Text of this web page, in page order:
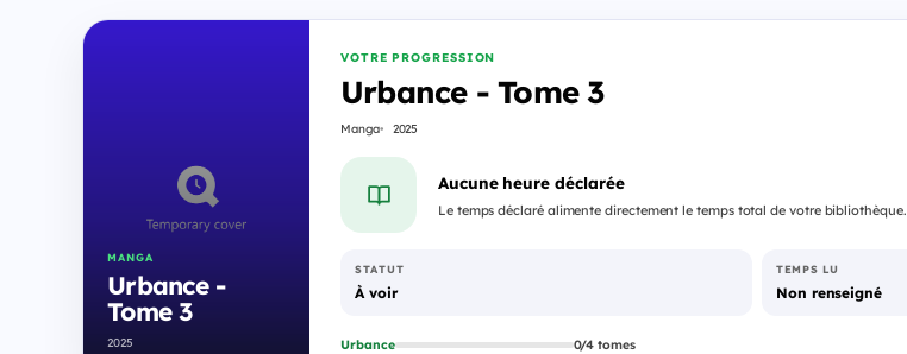
MANGA
Urbance -
Tome 3
2025
VOTRE PROGRESSION
Urbance - Tome 3
Manga 2025
Aucune heure déclarée
Le temps déclaré alimente directement le temps total de votre bibliothèque.
STATUT
À voir
TEMPS LU
Non renseigné
Urbance 0/4 tomes